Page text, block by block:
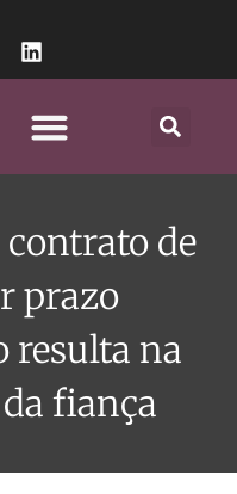
de
prazo
resulta na
fiança